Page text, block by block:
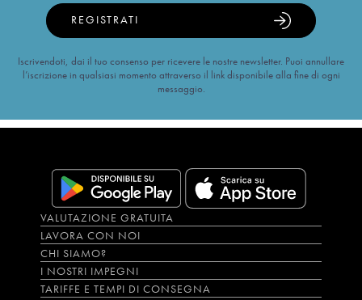
REGISTRATI
Iscrivendoti, dai il tuo consenso per ricevere le nostre newsletter. Puoi annullare
l’iscrizione in qualsiasi momento attraverso il link disponibile alla fine di ogni
messaggio.
VALUTAZIONE GRATUITA
LAVORA CON NOI
CHI SIAMO?
I NOSTRI IMPEGNI
TARIFFE E TEMPI DI CONSEGNA